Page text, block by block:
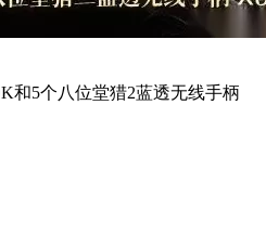
和5个八位堂猎2蓝透无线手柄